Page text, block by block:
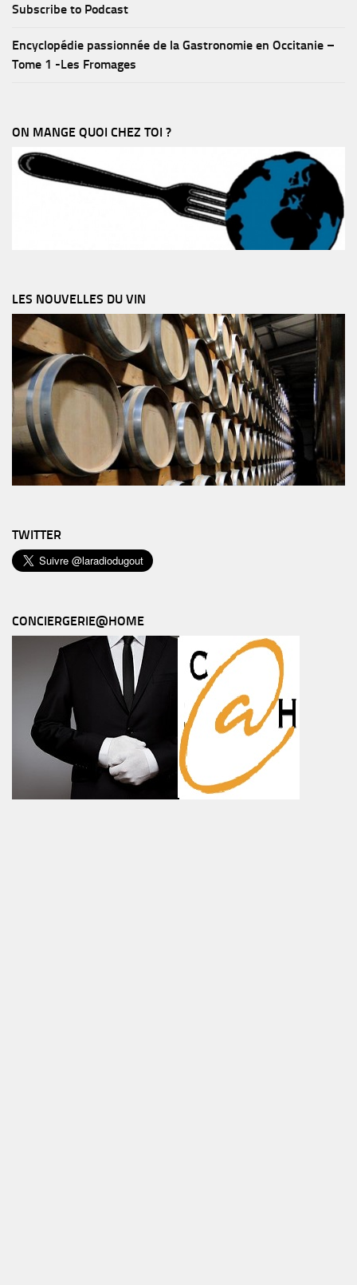
Subscribe to Podcast
Encyclopédie passionnée de la Gastronomie en Occitanie –
Tome 1 -Les Fromages
ON MANGE QUOI CHEZ TOI ?
LES NOUVELLES DU VIN
TWITTER
CONCIERGERIE@HOME